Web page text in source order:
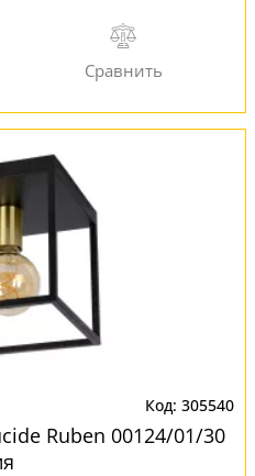
305540
Ruben 00124/01/30